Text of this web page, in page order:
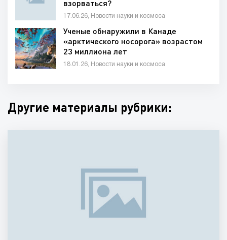
взорваться?
17.06.26, Новости науки и космоса
Ученые обнаружили в Канаде
«арктического носорога» возрастом
23 миллиона лет
18.01.26, Новости науки и космоса
Другие материалы рубрики: